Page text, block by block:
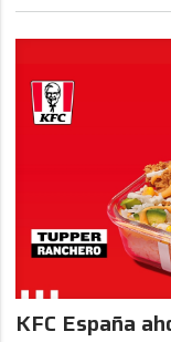
KFC España